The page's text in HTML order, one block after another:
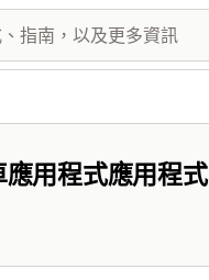
用程式應用程式